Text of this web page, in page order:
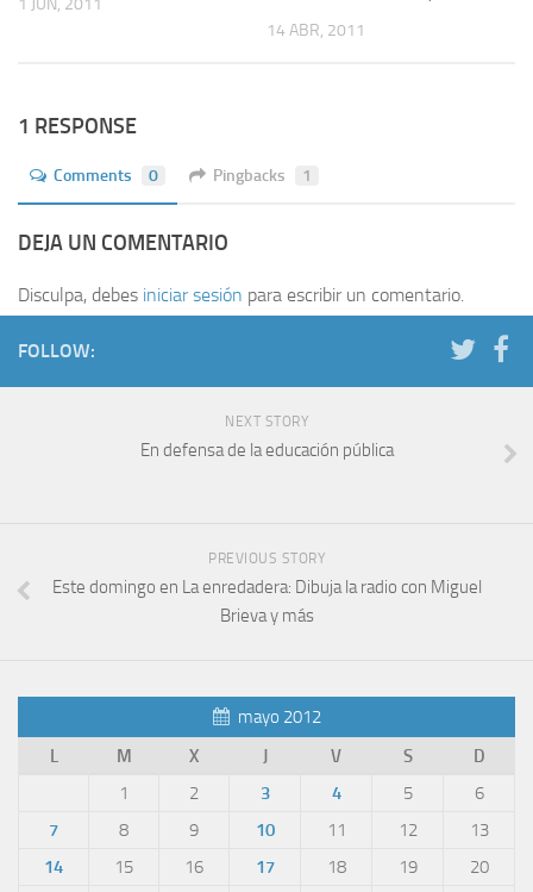
1 JUN, 2011
14 ABR, 2011
1 RESPONSE
Comments 0 Pingbacks 1
DEJA UN COMENTARIO
Disculpa, debes iniciar sesión para escribir un comentario.
FOLLOW:
NEXT STORY
En defensa de la educación pública
PREVIOUS STORY
Este domingo en La enredadera: Dibuja la radio con Miguel
Brieva y más
mayo 2012
L
M X J V S D
1 2 3 4 5
6
7
8 9 10 11 12
13
14
15 16 17 18 19
20